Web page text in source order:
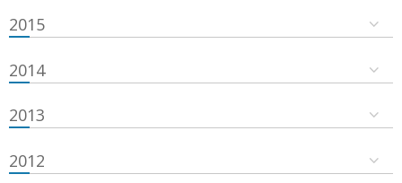
2015
2014
2013
2012